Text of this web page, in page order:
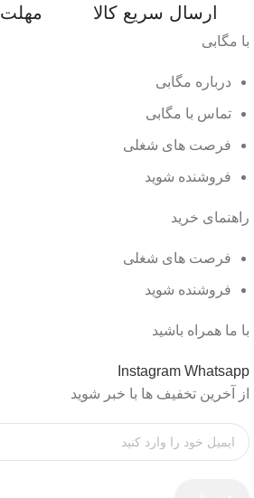
ارسال سریع کالا مهلت ۷ روز بازگشت کالا
با مگابی
درباره مگابی
تماس با مگابی
فرصت های شغلی
فروشنده شوید
راهنمای خرید
فرصت های شغلی
فروشنده شوید
با ما همراه باشید
Instagram Whatsapp
از آخرین تخفیف ها با خبر شوید